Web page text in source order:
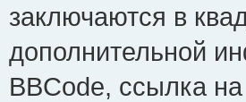
заключаются в
дополнительной
BBCode, ссылка